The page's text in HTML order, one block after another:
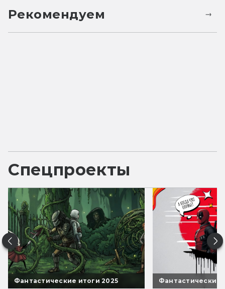
Рекомендуем
Спецпроекты
Фантастические итоги 2025 Фантастические